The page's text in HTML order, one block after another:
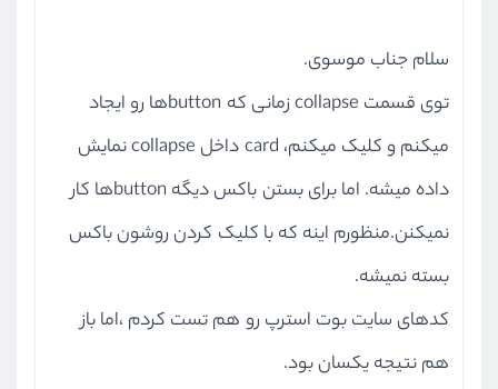
سلام جناب موسوی.
توی قسمت collapse زمانی که buttonها رو ایجاد
میکنم و کلیک میکنم، card داخل collapse نمایش
داده میشه. اما برای بستن باکس دیگه buttonها کار
نمیکنن.منظورم اینه که با کلیک کردن روشون باکس
بسته نمیشه.
کدهای سایت بوت استرپ رو هم تست کردم ،اما باز
هم نتیجه یکسان بود.